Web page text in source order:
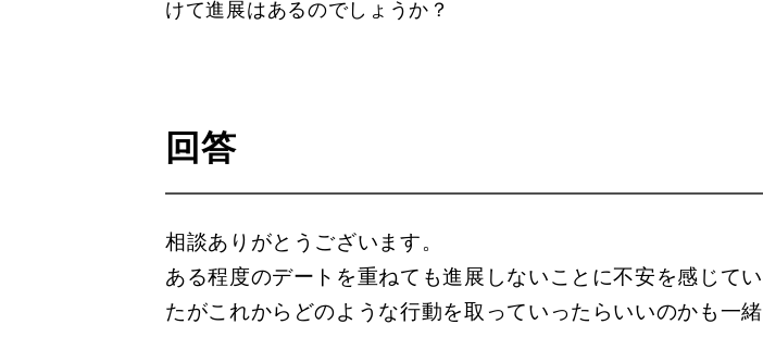
けて進展はあるのでしょうか？
回答
相談ありがとうございます。
ある程度のデートを重ねても進展しないことに不安を感じて
たがこれからどのような行動を取っていったらいいのかも一